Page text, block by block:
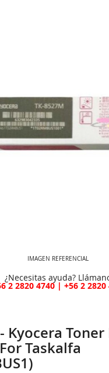
IMAGEN REFERENCIAL
¿Necesitas ayuda?
2 2820 4740 | +56 2 2820
- Kyocera
Taskalfa